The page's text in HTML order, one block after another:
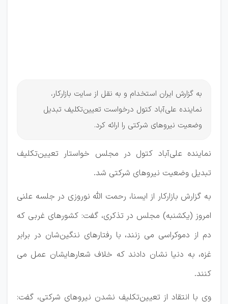
به گزارش ایران استخدام و به نقل از سایت بازارکار،
نماینده علی‌آباد کتول درخواست تعیین‌تکلیف تبدیل
وضعیت نیروهای شرکتی را ارائه کرد.
نماینده علی‌آباد کتول در مجلس خواستار تعیین‌تکلیف
تبدیل وضعیت نیروهای شرکتی شد.
به گزارش بازارکار از ایسنا، رحمت الله نوروزی در جلسه علنی
امروز (یکشنبه) مجلس در تذکری، گفت: کشورهای غربی که
دم از دموکراسی می زنند، با رفتارهای ننگین‌شان در برابر
غزه، به دنیا نشان دادند که خلاف شعارهایشان عمل می
کنند.
وی با انتقاد از تعیین‌تکلیف نشدن نیروهای شرکتی، گفت: